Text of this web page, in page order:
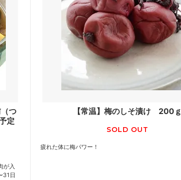
つ
定
が入
31日
【常温】梅のしそ漬け 200ｇ
SOLD OUT
疲れた体に梅パワー！